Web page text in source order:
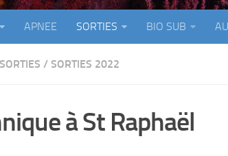
APNEE SORTIES BIO SUB
SORTIES / SORTIES 2022
à St Raphaël